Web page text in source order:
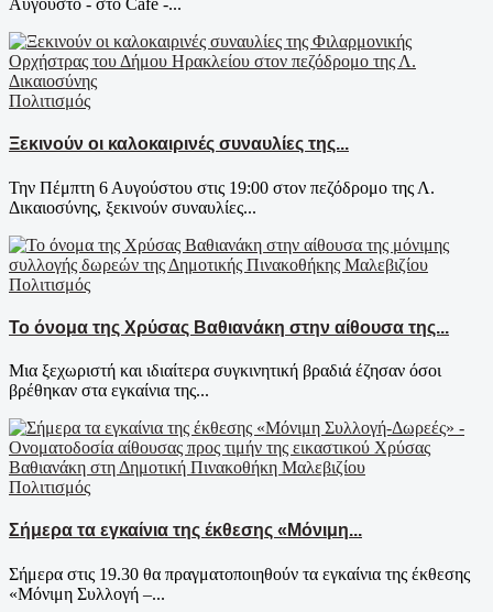
Αύγουστο - στο Café -...
Πολιτισμός
Ξεκινούν οι καλοκαιρινές συναυλίες της...
Την Πέμπτη 6 Αυγούστου στις 19:00 στον πεζόδρομο της Λ.
Δικαιοσύνης, ξεκινούν συναυλίες...
Πολιτισμός
Το όνομα της Χρύσας Βαθιανάκη στην αίθουσα της...
Μια ξεχωριστή και ιδιαίτερα συγκινητική βραδιά έζησαν όσοι
βρέθηκαν στα εγκαίνια της...
Πολιτισμός
Σήμερα τα εγκαίνια της έκθεσης «Μόνιμη...
Σήμερα στις 19.30 θα πραγματοποιηθούν τα εγκαίνια της έκθεσης
«Μόνιμη Συλλογή –...